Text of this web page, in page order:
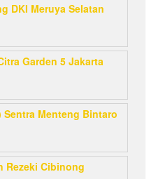
DKI Meruya Selatan
Garden 5 Jakarta
Menteng Bintaro
Rezeki Cibinong